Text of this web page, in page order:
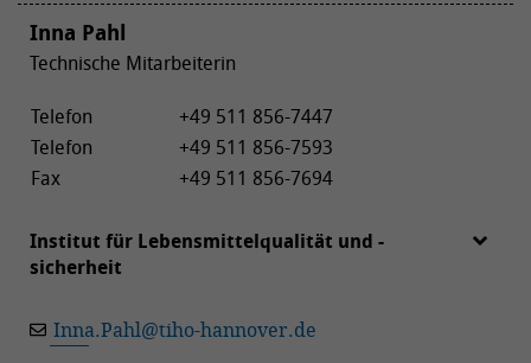
Inna Pahl
Technische Mitarbeiterin
Telefon
+49 511 856-7447
Telefon
+49 511 856-7593
Fax
+49 511 856-7694
Institut für Lebensmittelqualität und -
sicherheit
Inna.Pahl@tiho-hannover.de